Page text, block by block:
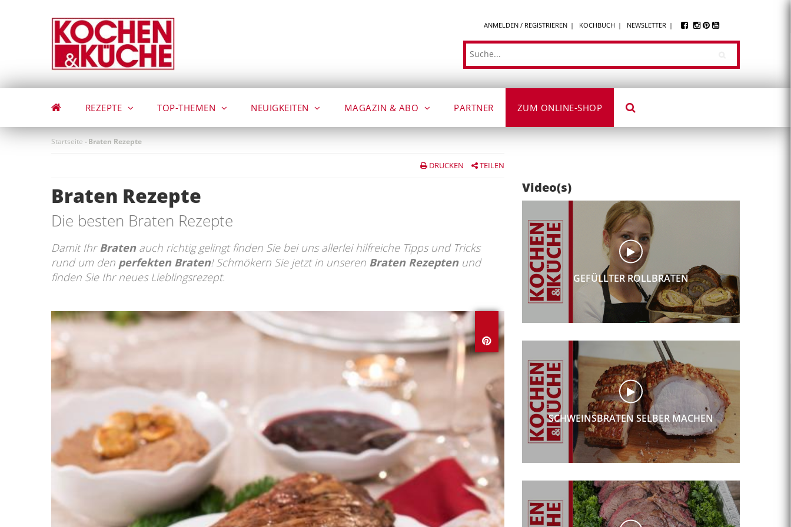
ANMELDEN / REGISTRIEREN KOCHBUCH NEWSLETTER
Suche
REZEPTE TOP-THEMEN NEUIGKEITEN MAGAZIN & ABO PARTNER ZUM ONLINE-SHOP
Startseite -Braten Rezepte
DRUCKEN TEILEN
Braten Rezepte
Die besten Braten Rezepte
Damit IhrBratenauch richtig gelingt finden Sie bei uns allerlei hilfreiche Tipps und Tricks
rund um den perfekten Braten! Schmökern Sie jetzt in unseren Braten Rezeptenund
finden Sie Ihr neues Lieblingsrezept.
Video(s)
GEFÜLLTER ROLLBRATEN
SCHWEINSBRATEN SELBER MACHEN